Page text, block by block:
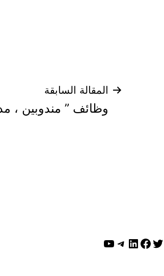
تصفّح
المقالات
المقالة السابقة
وظائف ” مندوبين ،
تويترفيسبوك
لينكد إن تيليجرام
يوتيوب